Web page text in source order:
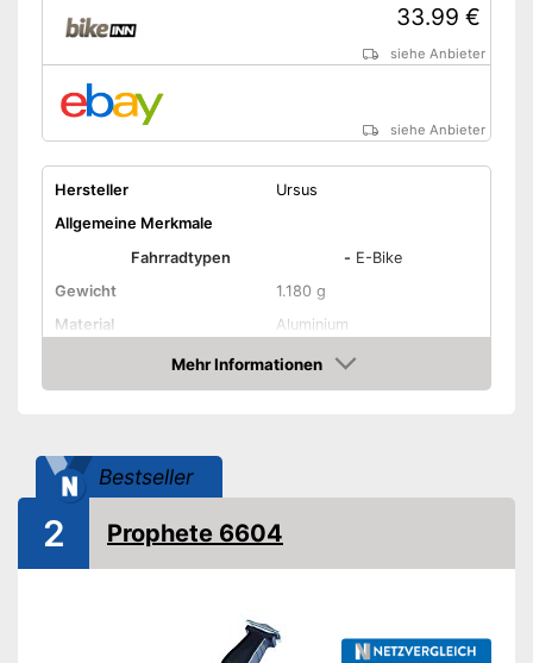
33.99 €
siehe Anbieter
siehe Anbieter
Hersteller
Ursus
Allgemeine Merkmale
Fahrradtypen
- E-Bike
Gewicht
1.180 g
Material
Aluminium
10 x 10 x 20 cm
Höhenverstellbar
Montageart
Amazon Lieferzeit
siehe Anbieter
Mehr Informationen
Amazon
Bestseller
2 Prophete 6604